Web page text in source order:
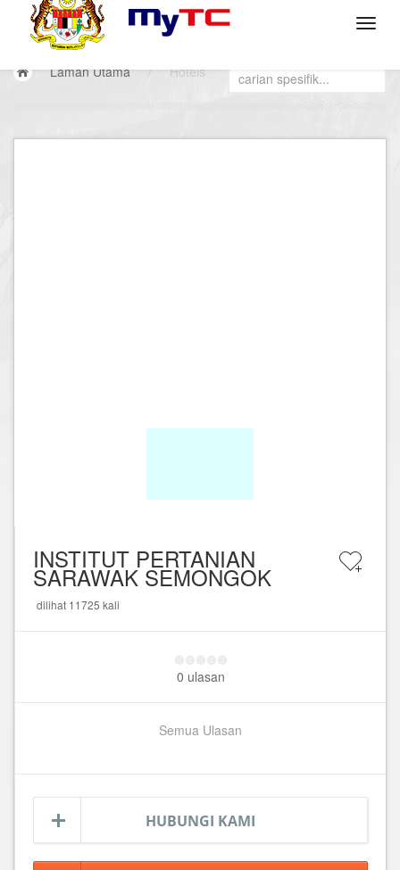
Laman Utama / Hotels
INSTITUT PERTANIAN
SARAWAK SEMONGOK
dilihat 11725 kali
0 ulasan
Semua Ulasan
HUBUNGI KAMI